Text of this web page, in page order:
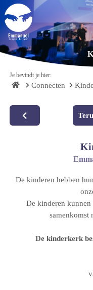
Je bevindt je hier:
Connecten
De kinderen hebben
De kinderen
samenkomst
De kinderkerk